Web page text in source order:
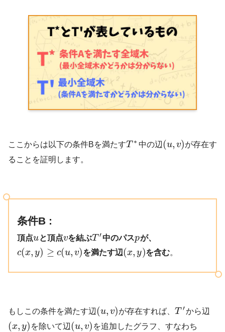
ここからは以下の条件Bを満たすT ∗ 中の辺 (u, v)が存在す
ることを証明します。
条件B :
頂点uと頂点vを結ぶT ′中のパスpが、
c(x, y) ≥ c(u, v)を満たす辺(x, y)を含む。
もしこの条件を満たす辺 (u, v)が存在すれば、T ′から辺
(x, y) を除いて辺 (u, v) を追加したグラフ、すなわち